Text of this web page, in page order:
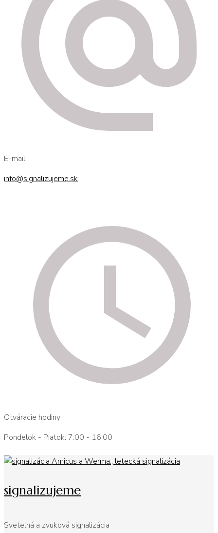
E-mail
info@signalizujeme.sk
Otváracie hodiny
Pondelok - Piatok: 7:00 - 16:00
signalizujeme
Svetelná a zvuková signalizácia